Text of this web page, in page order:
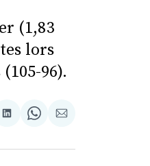
(1,83
lors
96).
Partager
LinkedIn
Share
WhatsApp
Partager
Courriel